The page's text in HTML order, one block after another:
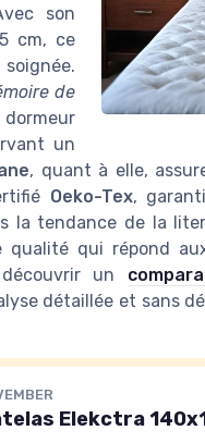
son
cm, ce
de
un
, quant à elle,
Oeko-Tex,
la tendance de la
qui répond
un
détaillée et sans
Elekctra